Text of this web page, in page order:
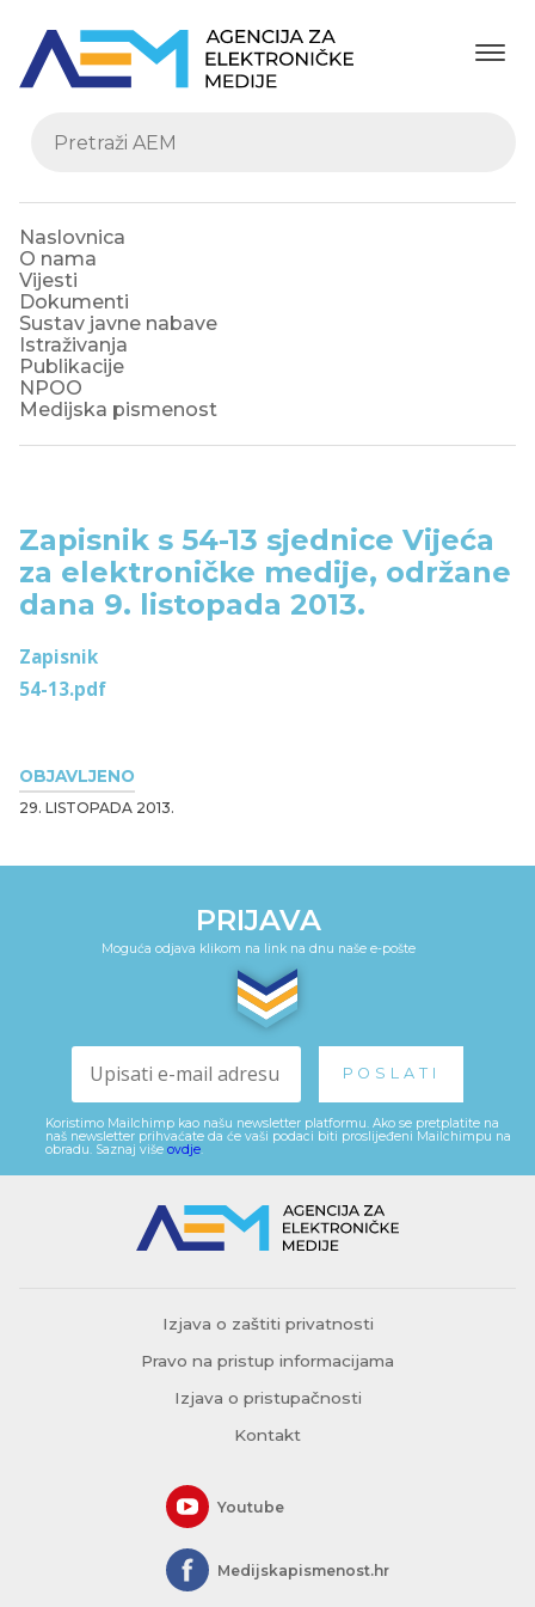
Naslovnica
O nama
Vijesti
Dokumenti
Sustav javne nabave
Istraživanja
Publikacije
NPOO
Medijska pismenost
OBJAVLJENO
29. LISTOPADA 2013.
Zapisnik s 54-13 sjednice Vijeća
za elektroničke medije, održane
dana 9. listopada 2013.
Zapisnik
54-13.pdf
PRIJAVA
Moguća odjava klikom na link na dnu naše e-pošte
Koristimo Mailchimp kao našu newsletter platformu. Ako se pretplatite na
naš newsletter prihvaćate da će vaši podaci biti proslijeđeni Mailchimpu na
obradu. Saznaj više ovdje
Izjava o zaštiti privatnosti
Pravo na pristup informacijama
Izjava o pristupačnosti
Kontakt
Youtube
Medijskapismenost.hr